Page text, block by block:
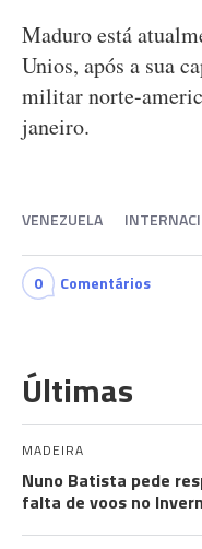
Maduro está
Unios, após a sua
militar norte-
janeiro.
VENEZUELA
0 Comentários
Últimas
MADEIRA
Nuno Batista pede
falta de voos no